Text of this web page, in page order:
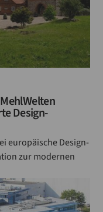
Design-
europäische Design-
zur modernen